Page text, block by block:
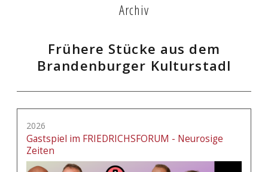
Archiv
Frühere Stücke aus dem
Brandenburger Kulturstadl
2026
Gastspiel im FRIEDRICHSFORUM - Neurosige
Zeiten